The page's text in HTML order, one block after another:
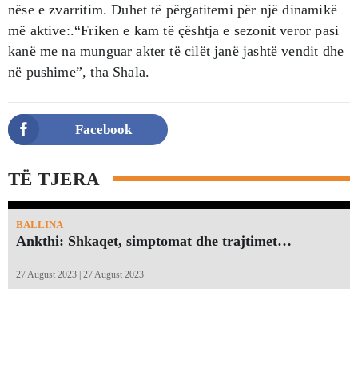
nëse e zvarritim. Duhet të përgatitemi për një dinamikë
më aktive:.“Friken e kam të çështja e sezonit veror pasi
kanë me na munguar akter të cilët janë jashtë vendit dhe
në pushime”, tha Shala.
Facebook
TË TJERA
BALLINA
Ankthi: Shkaqet, simptomat dhe trajtimet…
27 August 2023 | 27 August 2023